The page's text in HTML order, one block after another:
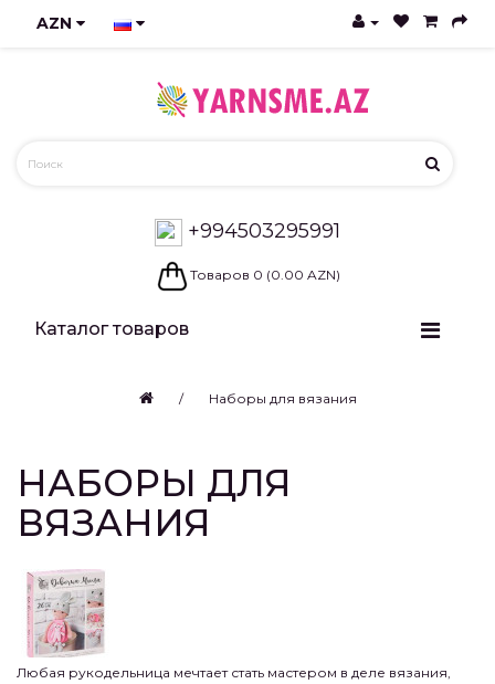
AZN
+994503295991
Товаров 0 (0.00 AZN)
Каталог товаров
Наборы для вязания
НАБОРЫ ДЛЯ
ВЯЗАНИЯ
Любая рукодельница мечтает стать мастером в деле вязания,